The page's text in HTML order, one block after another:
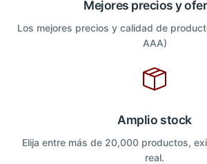
Mejores precios y
Los mejores precios y calidad de
AAA)
Amplio stock
Elija entre más de 20,000 productos,
real.